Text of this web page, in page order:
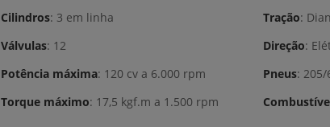
Cilindros : 3 em linha
Válvulas : 12
Potência máxima : 120 cv a 6.000 rpm
Torque máximo : 17,5 kgf.m a 1.500 rpm
Tração :
Direção :
Pneus :